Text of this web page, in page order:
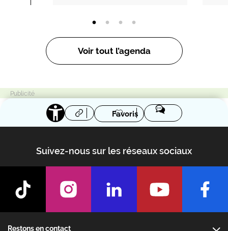
Voir tout l’agenda
Favoris
Suivez-nous sur les réseaux sociaux
Restons en contact